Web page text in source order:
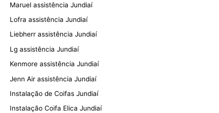
Maruel assistência Jundiaí
Lofra assistência Jundiaí
Liebherr assistência Jundiaí
Lg assistência Jundiaí
Kenmore assistência Jundiaí
Jenn Air assistência Jundiaí
Instalação de Coifas Jundiaí
Instalação Coifa Elica Jundiaí